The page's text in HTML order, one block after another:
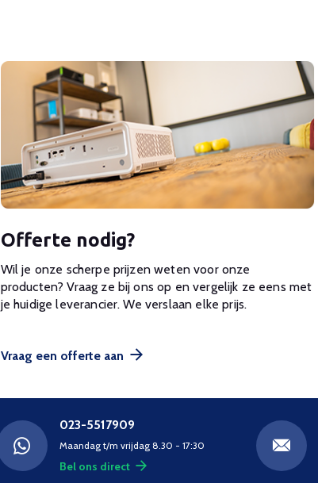
Offerte nodig?
Wil je onze scherpe prijzen weten voor onze
producten? Vraag ze bij ons op en vergelijk ze eens met
je huidige leverancier. We verslaan elke prijs.
Vraag een offerte aan
023-5517909
Maandag t/m vrijdag 8.30 - 17:30
Bel ons direct